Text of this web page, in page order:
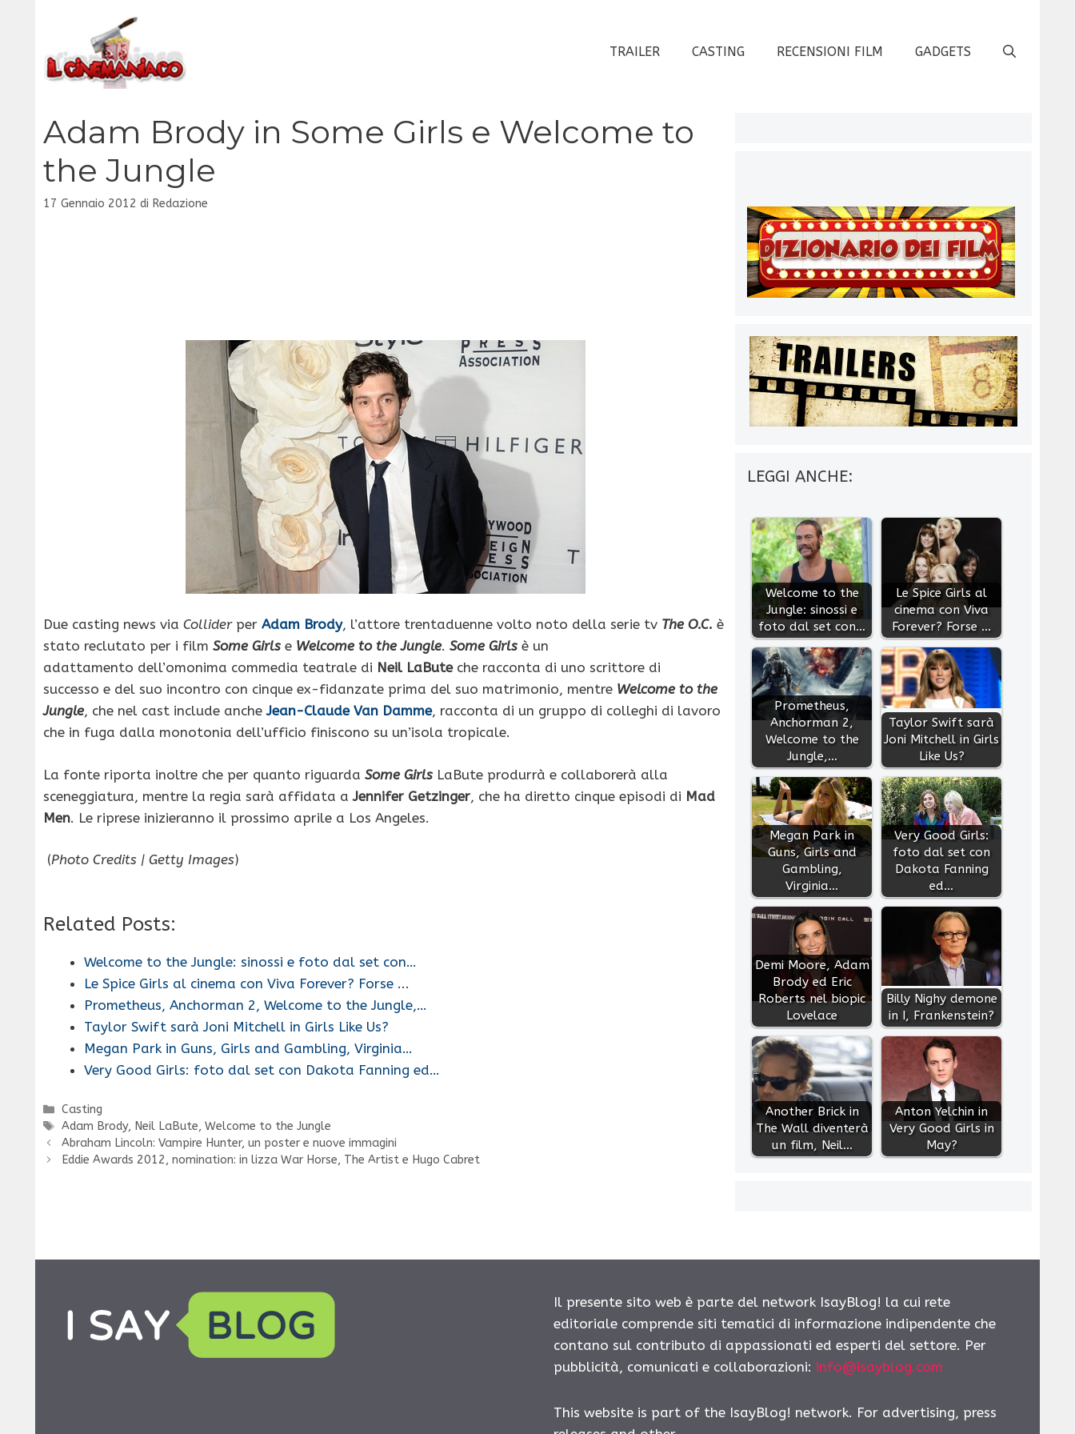
contenuto
TRAILER CASTING RECENSIONI FILM GADGETS
Adam Brody in Some Girls e Welcome to
the Jungle
17 Gennaio 2012 di Redazione
Due casting news via Colliderper Adam Brody, l’attore trentaduenne volto noto della serie tv The O.C. è
stato reclutato per i film Some Girls e Welcome to the Jungle. Some Girls è un
adattamento dell’omonima commedia teatrale di Neil LaButeche racconta di uno scrittore di
successo e del suo incontro con cinque ex-fidanzate prima del suo matrimonio, mentre Welcome to the
Jungle, che nel cast include anche Jean-Claude Van Damme, racconta di un gruppo di colleghi di lavoro
che in fuga dalla monotonia dell’ufficio finiscono su un’isola tropicale.
La fonte riporta inoltre che per quanto riguarda Some Girls LaBute produrrà e collaborerà alla
sceneggiatura, mentre la regia sarà affidata aJennifer Getzinger, che ha diretto cinque episodi di Mad
Men. Le riprese inizieranno il prossimo aprile a Los Angeles.
(Photo Credits | Getty Images)
Related Posts:
Welcome to the Jungle: sinossi e foto dal set con…
Le Spice Girls al cinema con Viva Forever? Forse ...
Prometheus, Anchorman 2, Welcome to the Jungle,…
Taylor Swift sarà Joni Mitchell in Girls Like Us?
Megan Park in Guns, Girls and Gambling, Virginia…
Very Good Girls: foto dal set con Dakota Fanning ed…
Categorie
Casting
Tag
Adam Brody, Neil LaBute,Welcome to the Jungle
Abraham Lincoln: Vampire Hunter, un poster e nuove immagini
Eddie Awards 2012, nomination: in lizza War Horse, The Artist e Hugo Cabret
LEGGI ANCHE:
Welcome to the
Jungle: sinossi e
foto dal set con…
Le Spice Girls al
cinema con Viva
Forever? Forse ...
Prometheus,
Anchorman 2,
Welcome to the
Jungle,…
Taylor Swift sarà
Joni Mitchell in Girls
Like Us?
Megan Park in
Guns, Girls and
Gambling,
Virginia…
Very Good Girls:
foto dal set con
Dakota Fanning
ed…
Demi Moore, Adam
Brody ed Eric
Roberts nel biopic
Lovelace
Billy Nighy demone
in I, Frankenstein?
Another Brick in
The Wall diventerà
un film, Neil…
Anton Yelchin in
Very Good Girls in
May?
Il presente sito web è parte del network IsayBlog! la cui rete
editoriale comprende siti tematici di informazione indipendente che
contano sul contributo di appassionati ed esperti del settore. Per
pubblicità, comunicati e collaborazioni: info@isayblog.com
This website is part of the IsayBlog! network. For advertising, press